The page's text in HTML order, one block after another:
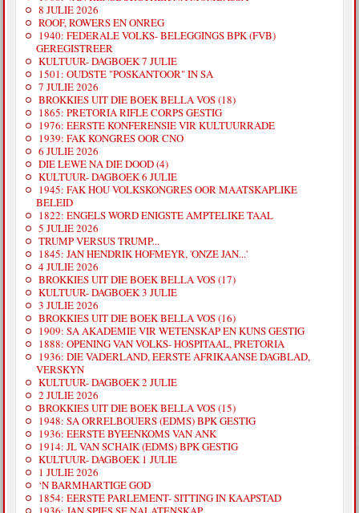
8 JULIE 2026
ROOF, ROWERS EN ONREG
1940: FEDERALE VOLKS- BELEGGINGS BPK (FVB)
GEREGISTREER
KULTUUR- DAGBOEK 7 JULIE
1501: OUDSTE "POSKANTOOR" IN SA
7 JULIE 2026
BROKKIES UIT DIE BOEK BELLA VOS (18)
1865: PRETORIA RIFLE CORPS GESTIG
1976: EERSTE KONFERENSIE VIR KULTUURRADE
1939: FAK KONGRES OOR CNO
6 JULIE 2026
DIE LEWE NA DIE DOOD (4)
KULTUUR- DAGBOEK 6 JULIE
1945: FAK HOU VOLKSKONGRES OOR MAATSKAPLIKE
BELEID
1822: ENGELS WORD ENIGSTE AMPTELIKE TAAL
5 JULIE 2026
TRUMP VERSUS TRUMP...
1845: JAN HENDRIK HOFMEYR, 'ONZE JAN...'
4 JULIE 2026
BROKKIES UIT DIE BOEK BELLA VOS (17)
KULTUUR- DAGBOEK 3 JULIE
3 JULIE 2026
BROKKIES UIT DIE BOEK BELLA VOS (16)
1909: SA AKADEMIE VIR WETENSKAP EN KUNS GESTIG
1888: OPENING VAN VOLKS- HOSPITAAL, PRETORIA
1936: DIE VADERLAND, EERSTE AFRIKAANSE DAGBLAD,
VERSKYN
KULTUUR- DAGBOEK 2 JULIE
2 JULIE 2026
BROKKIES UIT DIE BOEK BELLA VOS (15)
1948: SA ORRELBOUERS (EDMS) BPK GESTIG
1936: EERSTE BYEENKOMS VAN ANK
1914: JL VAN SCHAIK (EDMS) BPK GESTIG
KULTUUR- DAGBOEK 1 JULIE
1 JULIE 2026
‘N BARMHARTIGE GOD
1854: EERSTE PARLEMENT- SITTING IN KAAPSTAD